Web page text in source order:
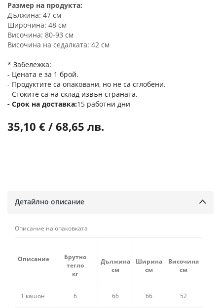
Размер на продукта:
Дължина: 47 см
Широчина: 48 см
Височина: 80-93 см
Височина на седалката: 42 см
* Забележка:
- Цената е за 1 брой.
- Продуктите са опаковани, но не са сглобени.
- Стоките са на склад извън страната.
Срок на доставка 15 работни дни
35,10 € / 68,65 лв.
Детайлно описание
Описание на опаковката
Описание
Брутно
тегло
кг
Дължина
см
Ширина
см
Височина
см
1 кашон 6 66 66 52